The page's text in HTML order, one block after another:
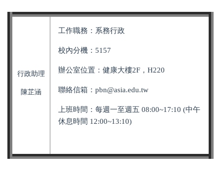
行政助理
陳芷涵
工作職務：系務行政
校內分機：5157
辦公室位置：健康大樓2F，H220
聯絡信箱：pbn@asia.edu.tw
上班時間：每週一至週五 08:00~17:10 (中午
休息時間 12:00~13:10)